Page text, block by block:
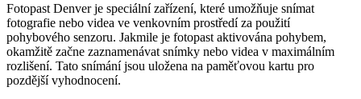
Fotopast Denver je speciální zařízení, které umožňuje snímat
fotografie nebo videa ve venkovním prostředí za použití
pohybového senzoru. Jakmile je fotopast aktivována pohybem,
okamžitě začne zaznamenávat snímky nebo videa v maximálním
rozlišení. Tato snímání jsou uložena na paměťovou kartu pro
pozdější vyhodnocení.